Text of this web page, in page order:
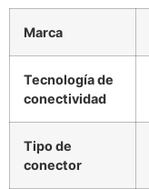
Marca
Tecnología de
conectividad
Tipo de
conector